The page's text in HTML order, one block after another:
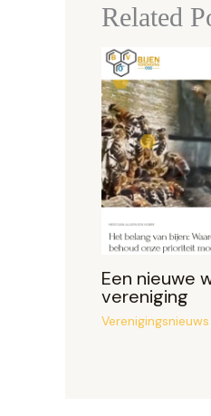
Related
Een nieuwe
vereniging
Verenigingsnieuws